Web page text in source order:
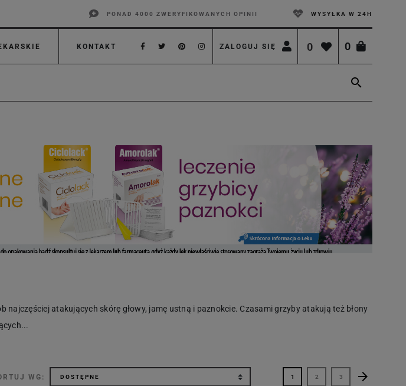
PONAD 4000 ZWERYFIKOWANYCH OPINII WYSYŁKA W 24H
KONTAKT 0
ZALOGUJ SIĘ 0

najczęściej atakujących skórę głowy, jamę ustną i paznokcie. Czasami grzyby atakują też błony
WG: 1 2 3 Następny
arrow_forward